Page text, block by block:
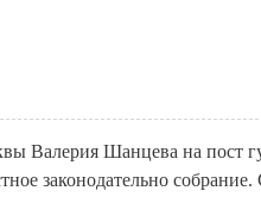
Валерия Шанцева на пост
законодательно